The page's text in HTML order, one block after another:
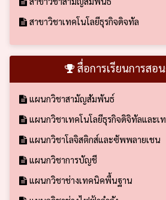
สาขาวิชาเทคโนโลยีธุรกิจดิจทัล
สื่อการเรียนการสอ
แผนกวิชาสามัญสัมพันธ์
แผนกวิชาเทคโนโลยีธุรกิจดิจิทัลและเ
แผนกวิชาโลจิสติกส์และซัพพลายเชน
แผนกวิชาการบัญชี
แผนกวิชาช่างเทคนิคพื้นฐาน